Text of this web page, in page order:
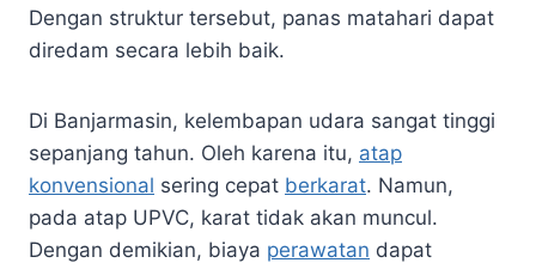
Dengan struktur tersebut, panas matahari dapat
diredam secara lebih baik.
Di Banjarmasin, kelembapan udara sangat tinggi
sepanjang tahun. Oleh karena itu, atap
konvensional sering cepat berkarat. Namun,
pada atap UPVC, karat tidak akan muncul.
Dengan demikian, biaya perawatan dapat